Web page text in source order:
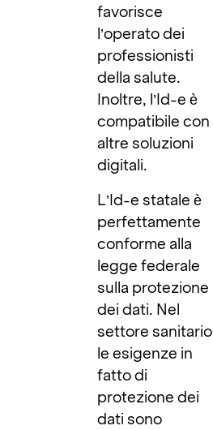
favorisce
l’operato dei
professionisti
della salute.
Inoltre, l’Id-e è
compatibile con
altre soluzioni
digitali.
L’Id-e statale è
perfettamente
conforme alla
legge federale
sulla protezione
dei dati. Nel
settore sanitario
le esigenze in
fatto di
protezione dei
dati sono